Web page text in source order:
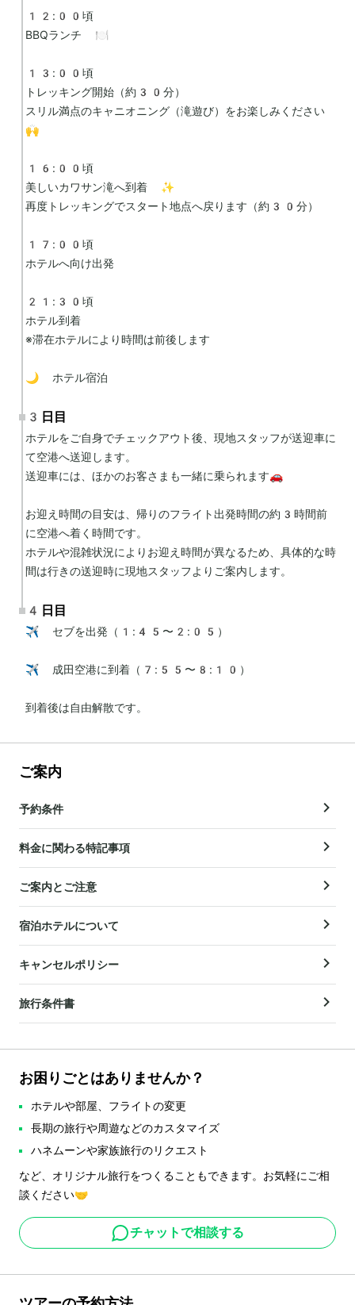
12:00頃
BBQランチ 🍽️
13:00頃
トレッキング開始（約30分）
スリル満点のキャニオニング（滝遊び）をお楽しみください
🙌
16:00頃
美しいカワサン滝へ到着 ✨
再度トレッキングでスタート地点へ戻ります（約30分）
17:00頃
ホテルへ向け出発
21:30頃
ホテル到着
※滞在ホテルにより時間は前後します
🌙 ホテル宿泊
3日目
ホテルをご自身でチェックアウト後、現地スタッフが送迎車に
て空港へ送迎します。
送迎車には、ほかのお客さまも一緒に乗られます🚗
お迎え時間の目安は、帰りのフライト出発時間の約3時間前
に空港へ着く時間です。
ホテルや混雑状況によりお迎え時間が異なるため、具体的な時
間は行きの送迎時に現地スタッフよりご案内します。
4日目
✈️ セブを出発（1:45〜2:05）
✈️ 成田空港に到着（7:55〜8:10）
到着後は自由解散です。
ご案内
予約条件
料金に関わる特記事項
ご案内とご注意
宿泊ホテルについて
キャンセルポリシー
旅行条件書
お困りごとはありませんか？
ホテルや部屋、フライトの変更
長期の旅行や周遊などのカスタマイズ
ハネムーンや家族旅行のリクエスト
など、オリジナル旅行をつくることもできます。お気軽にご相
談ください🤝
チャットで相談する